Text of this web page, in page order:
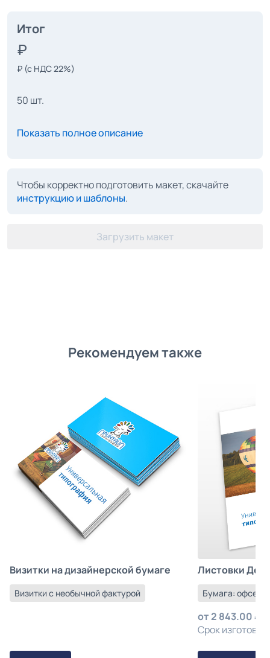
Итог
₽ (с НДС 22%)
50 шт.
Показать полное описание
Чтобы корректно подготовить макет, скачайте
инструкцию и шаблоны.
Загрузить макет
Рекомендуем также
Визитки на дизайнерской бумаге
Визитки с необычной фактурой
Листовки
Бумага:
от2 843.00
Срок